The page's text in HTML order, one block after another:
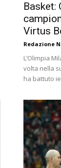
Basket:
Virtus
Redazione
L’Olimpia
volta nella
ha battuto